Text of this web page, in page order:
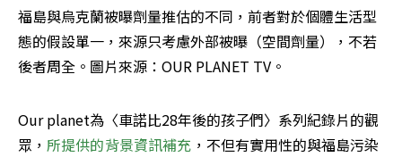
福島與烏克蘭被曝劑量推估的不同，前者對於個體生活型
態的假設單一，來源只考慮外部被曝（空間劑量），不若
後者周全。圖片來源：OUR PLANET TV。
Our planet為〈車諾比28年後的孩子們〉系列紀錄片的觀
眾， 所提供的背景資訊補充 ，不但有實用性的與福島污染